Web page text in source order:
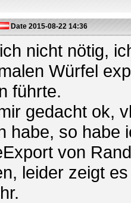
Date 2015-08-22 14:36
nicht nötig,
Würfel
führte.
gedacht ok,
habe, so habe
von
leider zeigt